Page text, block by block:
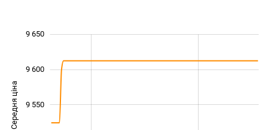
Середня ціна 9 480
9 650
9 600
9 550